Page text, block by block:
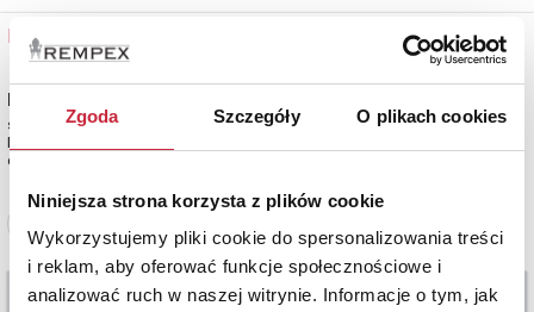
Zgoda Szczegóły O plikach cookies
Niniejsza strona korzysta z plików cookie
Wykorzystujemy pliki cookie do spersonalizowania treści
i reklam, aby oferować funkcje społecznościowe i
analizować ruch w naszej witrynie. Informacje o tym, jak
Nr katalogowy: 724
srebro cechowane, tafla lustrzana; dł. 34 cm;
Holandia, k. XIX w.
estymacja: 2 300 - 2 800 zł